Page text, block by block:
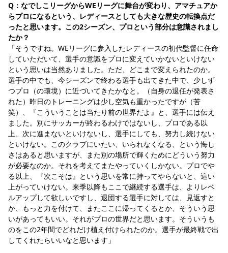
Q：なでしこリーグからWEリーグに舞台が変わり、アマチュアか
らプロになるという、レディースとしても大きな歴史の転換点だ
ったと思います。この2シーズン、プロという部分は意識されまし
たか？
「そうですね。WEリーグに参入したレディースの初代監督に任命
していただいて、選手の意識をプロに変えていかないといけない
という思いは当然ありました。ただ、どこまで変えられたのか。
選手の中でも、今シーズンで終わる選手も出てきた中で、少しず
つプロ（の環境）に近づいてきたかなと。（自身の退任が発表さ
れた）昨日のトレーニングは少し空気も重かったですが（苦
笑）、『こういうことは当たり前の世界だよ』と、選手には伝え
ました。別にサッカーが終わるわけではないし、プロである以
上、次に進まないといけないし、選手にしても、努力し続けない
といけない。このクラブにいたい、いられなくなる、という悔し
さはあると思いますが、また別の場所で輝くためにどういう努力
が必要なのか。それを考えてまたやっていくしかない。プロでや
る以上、『次こそは』という思いを常に持ってやらないと、這い
上がっていけない。来季以降もここで継続する選手は、よりレベ
ルアップして欲しいですし、退団する選手に対しては、見返すと
か、もっと力を付けて、またここに帰ってくるとか、そういう思
いがあってもいい。それがプロの世界だと思います。そういうも
のをこの2年間でどれだけ植え付けられたのか。選手が最終戦で出
してくれたらいいなと思います」